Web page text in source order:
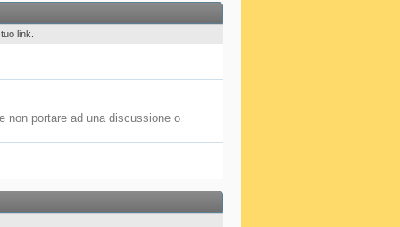
link.
non portare ad una discussione o